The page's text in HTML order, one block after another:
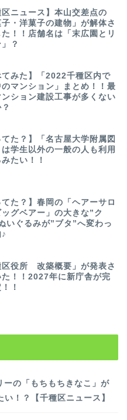
区ニュース】本山交差点の
子・洋菓子の建物」が解体さ
！！店舗名は「末広園とリ
？
てみた】「2022千種区内で
マンション」まとめ！！最
ション建設工事が多くない
てた？】「名古屋大学附属図
学生以外の一般の人も利用
たい！！
てた？】春岡の「ヘアーサロ
グベアー」の大きな”ク
いぐるみが”ブタ”へ変わっ
区役所 改築概要」が発表さ
た！！2027年に新庁舎が完
！
ーの「もちもちきなこ」が
！？【千種区ニュース】